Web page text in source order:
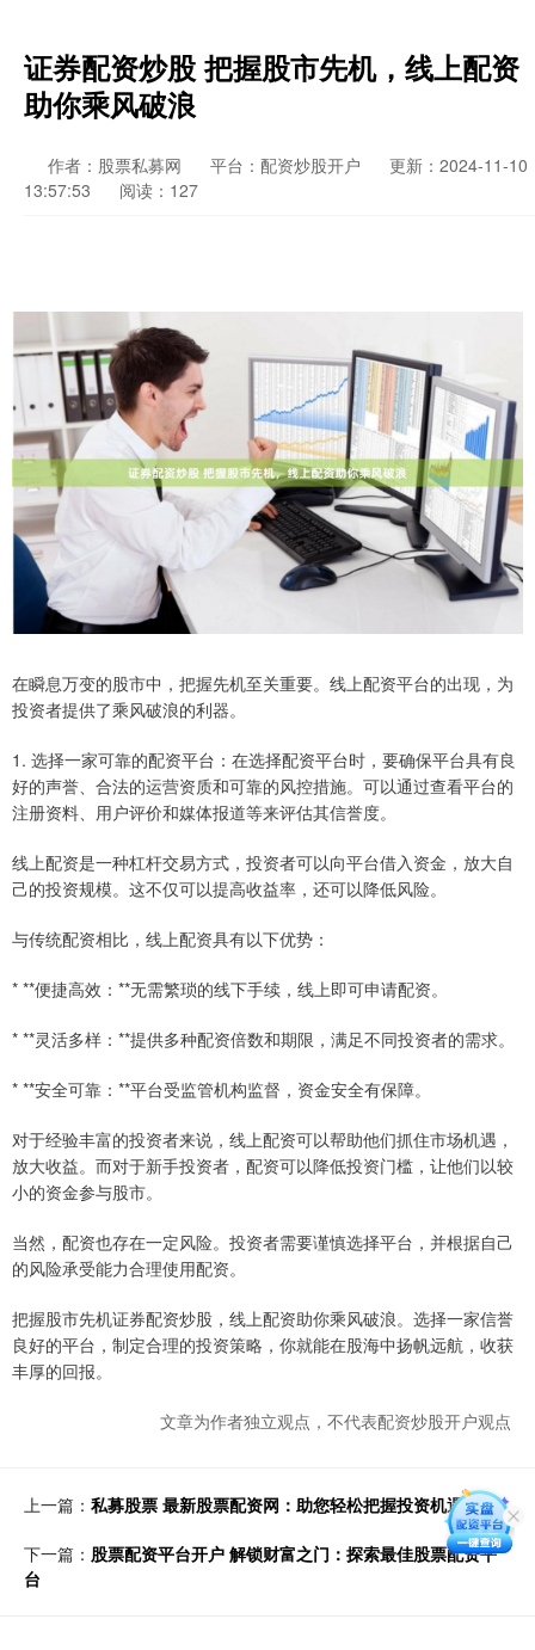
证券配资炒股 把握股市先机，线上配资
助你乘风破浪
作者：股票私募网 平台：配资炒股开户
更新：2024-11-10
13:57:53
阅读：127
在瞬息万变的股市中，把握先机至关重要。线上配资平台的出现，为
投资者提供了乘风破浪的利器。
1. 选择一家可靠的配资平台：在选择配资平台时，要确保平台具有良
好的声誉、合法的运营资质和可靠的风控措施。可以通过查看平台的
注册资料、用户评价和媒体报道等来评估其信誉度。
线上配资是一种杠杆交易方式，投资者可以向平台借入资金，放大自
己的投资规模。这不仅可以提高收益率，还可以降低风险。
与传统配资相比，线上配资具有以下优势：
* **便捷高效：**无需繁琐的线下手续，线上即可申请配资。
* **灵活多样：**提供多种配资倍数和期限，满足不同投资者的需求。
* **安全可靠：**平台受监管机构监督，资金安全有保障。
对于经验丰富的投资者来说，线上配资可以帮助他们抓住市场机遇，
放大收益。而对于新手投资者，配资可以降低投资门槛，让他们以较
小的资金参与股市。
当然，配资也存在一定风险。投资者需要谨慎选择平台，并根据自己
的风险承受能力合理使用配资。
把握股市先机证券配资炒股，线上配资助你乘风破浪。选择一家信誉
良好的平台，制定合理的投资策略，你就能在股海中扬帆远航，收获
丰厚的回报。
文章为作者独立观点，不代表配资炒股开户观点
上一篇： 私募股票 最新股票配资网：助您轻松把握投资机遇
下一篇： 股票配资平台开户 解锁财富之门：探索最佳股票配资平
台